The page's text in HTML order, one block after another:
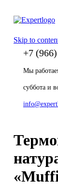
Skip to
+7
Мы
суббота и